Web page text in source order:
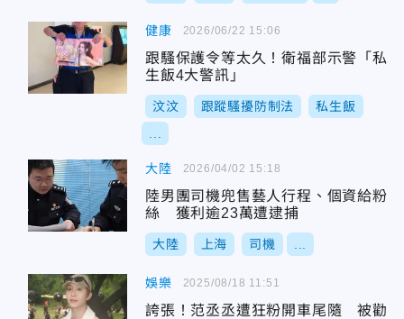
健康
跟騷保護令等太久！衛福部示警「私
生飯4大警訊」
汶汶 跟蹤騷擾防制法 私生飯
2026/06/22 15:06
大陸
陸男團司機兜售藝人行程、個資給粉
絲 獲利逾23萬遭逮捕
大陸 上海 司機
2026/04/02 15:18
娛樂
誇張！范丞丞遭狂粉開車尾隨 被勸
2025/08/18 11:51